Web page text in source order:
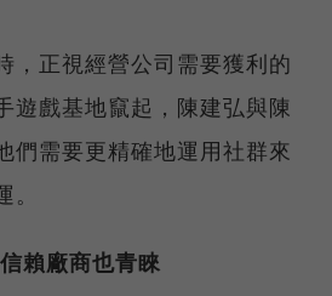
，正視經營公司需要獲利的
遊戲基地竄起，陳建弘與陳
們需要更精確地運用社群來
賴廠商也青睞